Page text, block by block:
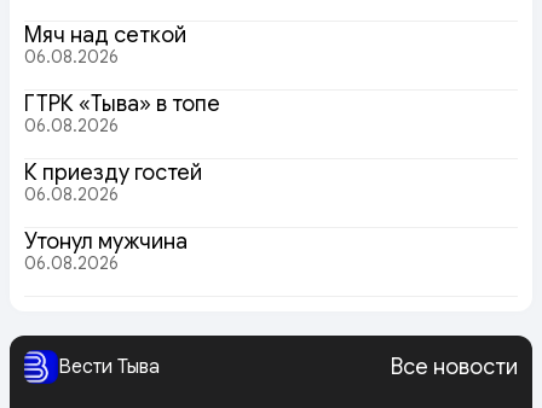
Мяч над сеткой
06.08.2026
ГТРК «Тыва» в топе
06.08.2026
К приезду гостей
06.08.2026
Утонул мужчина
06.08.2026
Вести Тыва Все новости